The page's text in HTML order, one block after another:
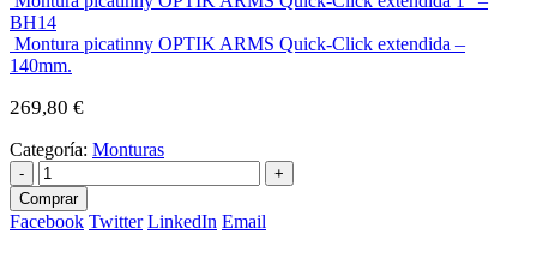
BH14
Montura picatinny OPTIK ARMS Quick-Click extendida –
140mm.
269,80 €
Categoría: Monturas
-
+
Comprar
Facebook Twitter LinkedIn Email